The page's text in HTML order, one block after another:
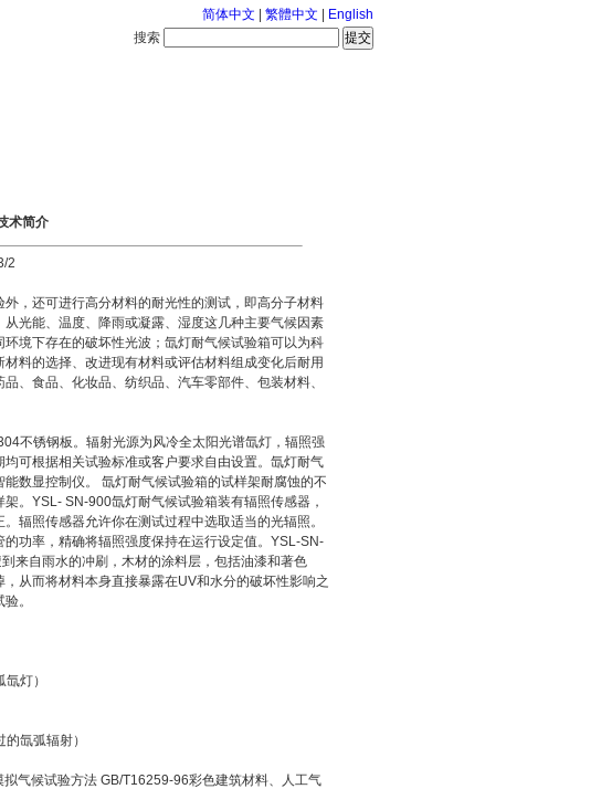
简体中文 繁體中文
English
搜索
术简介
2
，还可进行高分材料的耐光性的测试，即高分子材料
光能、温度、降雨或凝露、湿度这几种主要气候因素
境下存在的破坏性光波；氙灯耐气候试验箱可以为科
料的选择、改进现有材料或评估材料组成变化后耐用
、食品、化妆品、纺织品、汽车零部件、包装材料、
不锈钢板。辐射光源为风冷全太阳光谱氙灯，辐照强
可根据相关试验标准或客户要求自由设置。氙灯耐气
数显控制仪。 氙灯耐气候试验箱的试样架耐腐蚀的不
。YSL- SN-900氙灯耐气候试验箱装有辐照传感器，
辐照传感器允许你在测试过程中选取适当的光辐照。
功率，精确将辐照强度保持在运行设定值。YSL-SN-
来自雨水的冲刷，木材的涂料层，包括油漆和著色
从而将材料本身直接暴露在UV和水分的破坏性影响之
。
灯）
氙弧辐射）
候试验方法 GB/T16259-96彩色建筑材料、人工气